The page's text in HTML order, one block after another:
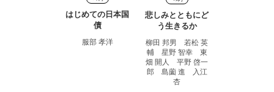
はじめての日本国
債
服部 孝洋
悲しみとともにど
う生きるか
柳田 邦男 若松 英
輔 星野 智幸 東
畑 開人 平野 啓一
郎 島薗 進 入江
杏